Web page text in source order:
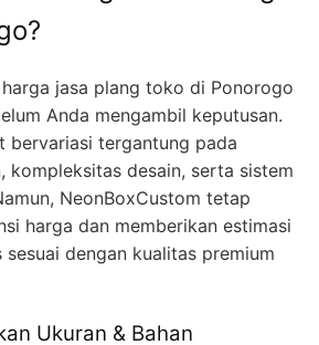
jasa plang toko di Ponorogo
Anda mengambil keputusan.
bervariasi tergantung pada
kompleksitas desain, serta sistem
NeonBoxCustom tetap
harga dan memberikan estimasi
dengan kualitas premium
Ukuran & Bahan